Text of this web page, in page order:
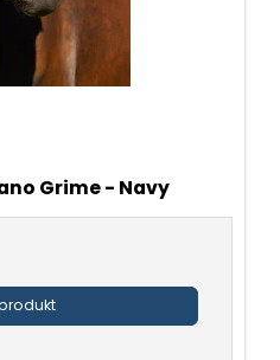
Grime - Navy